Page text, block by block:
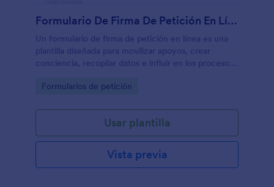
Formulario De Firma De Petición En Línea
Un formulario de firma de petición en línea es una
plantilla diseñada para movilizar apoyos, crear
conciencia, recopilar datos e influir en los procesos
instalaciones del espacio de trabajo y el entorno
Go to Category:
Formularios de petición
Usar plantilla
Vista previa